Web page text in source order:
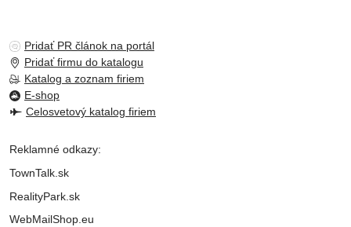
Pridať PR článok na portál
Pridať firmu do katalogu
Katalog a zoznam firiem
E-shop
Celosvetový katalog firiem
Reklamné odkazy:
TownTalk.sk
RealityPark.sk
WebMailShop.eu